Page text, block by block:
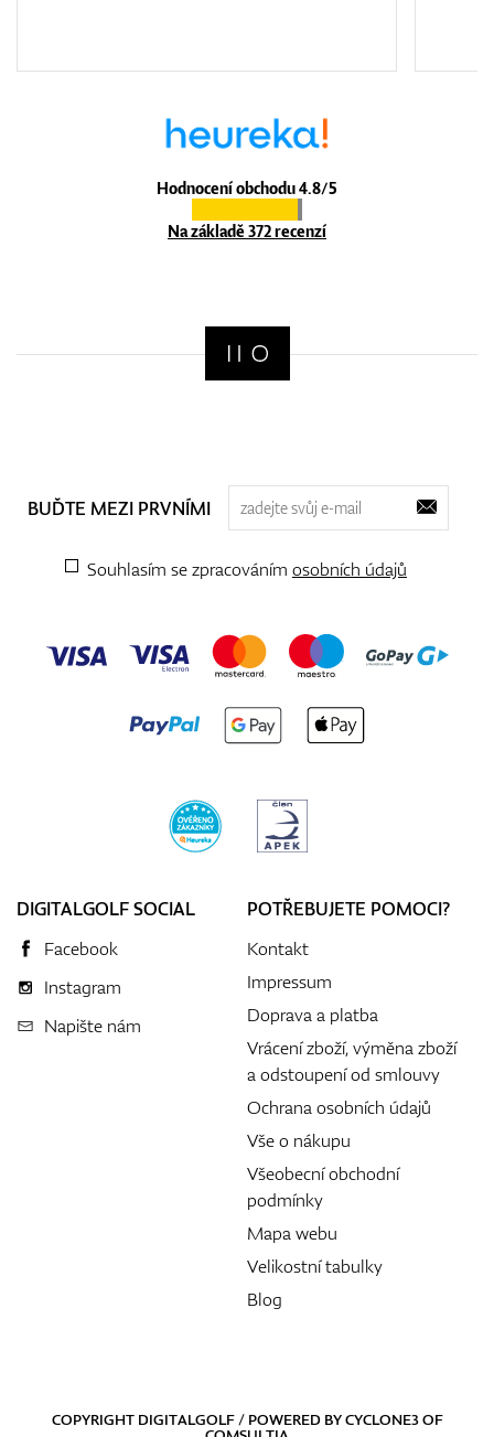
Hodnocení obchodu 4.8/5
Na základě 372 recenzí
BUĎTE MEZI PRVNÍMI
Souhlasím se zpracováním osobních údajů
DIGITALGOLF SOCIAL
Facebook
Instagram
Napište nám
POTŘEBUJETE POMOCI?
Kontakt
Impressum
Doprava a platba
Vrácení zboží, výměna zboží
a odstoupení od smlouvy
Ochrana osobních údajů
Vše o nákupu
Všeobecní obchodní
podmínky
Mapa webu
Velikostní tabulky
Blog
COPYRIGHT DIGITALGOLF / POWERED BYCYCLONE3OF